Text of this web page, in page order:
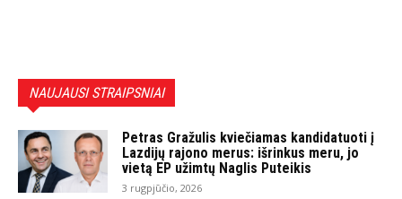
NAUJAUSI STRAIPSNIAI
Petras Gražulis kviečiamas kandidatuoti į
Lazdijų rajono merus: išrinkus meru, jo
vietą EP užimtų Naglis Puteikis
3 rugpjūčio, 2026